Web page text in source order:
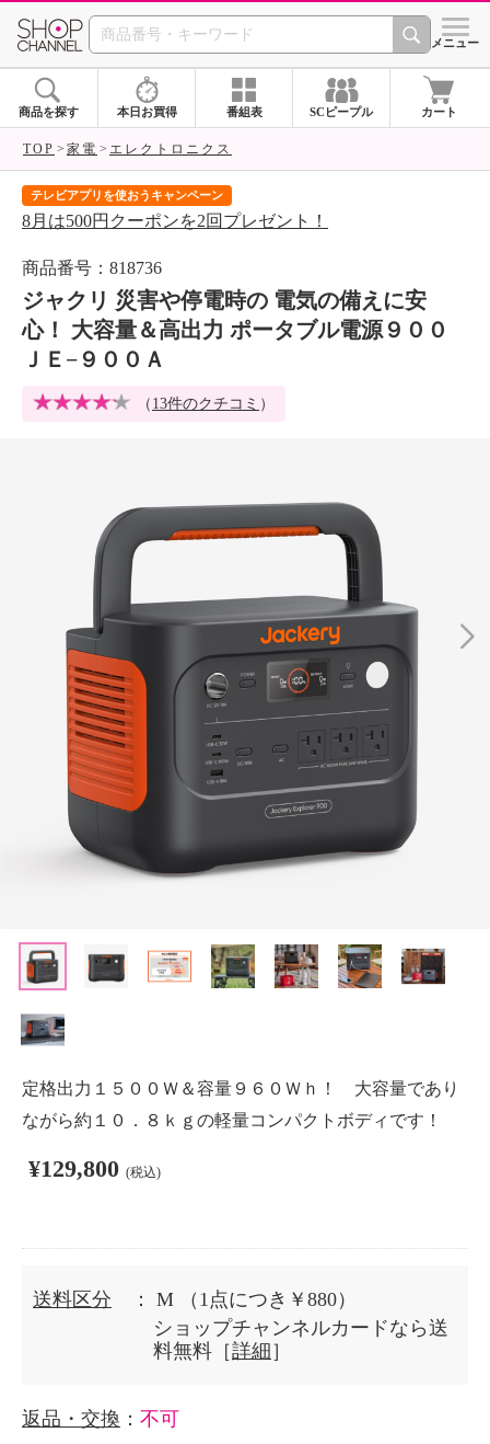
SHOP CHANNEL シメニュー
商品を探す 本日お買得 番組表 SCピープル カート
TOP 家電 エレクトロニクス
テレビアプリを使おうキャンペーン
8月は500円クーポンを2回プレゼント！
商品番号：818736
ジャクリ 災害や停電時の 電気の備えに安
心！ 大容量＆高出力 ポータブル電源９００
ＪＥ−９００Ａ
（ 13件のクチコミ ）
定格出力１５００Ｗ＆容量９６０Ｗｈ！ 大容量であり
ながら約１０．８ｋｇの軽量コンパクトボディです！
¥129,800 (税込)
送料区分 ： M
（1点につき￥880）
ショップチャンネルカードなら送
料無料［詳細 ］
返品・交換 ： 不可